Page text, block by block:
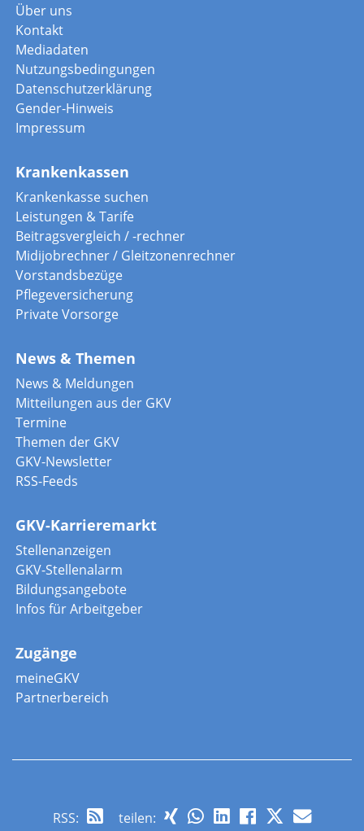
Über uns
Kontakt
Mediadaten
Nutzungsbedingungen
Datenschutzerklärung
Gender-Hinweis
Impressum
Krankenkassen
Krankenkasse suchen
Leistungen & Tarife
Beitragsvergleich / -rechner
Midijobrechner / Gleitzonenrechner
Vorstandsbezüge
Pflegeversicherung
Private Vorsorge
News & Themen
News & Meldungen
Mitteilungen aus der GKV
Termine
Themen der GKV
GKV-Newsletter
RSS-Feeds
GKV-Karrieremarkt
Stellenanzeigen
GKV-Stellenalarm
Bildungsangebote
Infos für Arbeitgeber
Zugänge
meineGKV
Partnerbereich
RSS: teilen: